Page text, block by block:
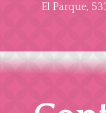
El Parque,